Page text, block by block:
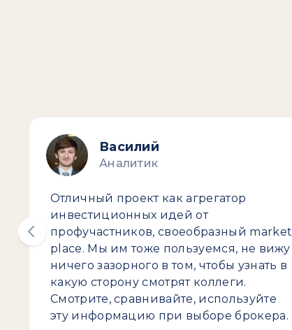
Василий
Аналитик
Отличный проект как агрегатор
инвестиционных идей от
профучастников, своеобразный market
place. Мы им тоже пользуемся, не вижу
ничего зазорного в том, чтобы узнать в
какую сторону смотрят коллеги.
Смотрите, сравнивайте, используйте
эту информацию при выборе брокера.